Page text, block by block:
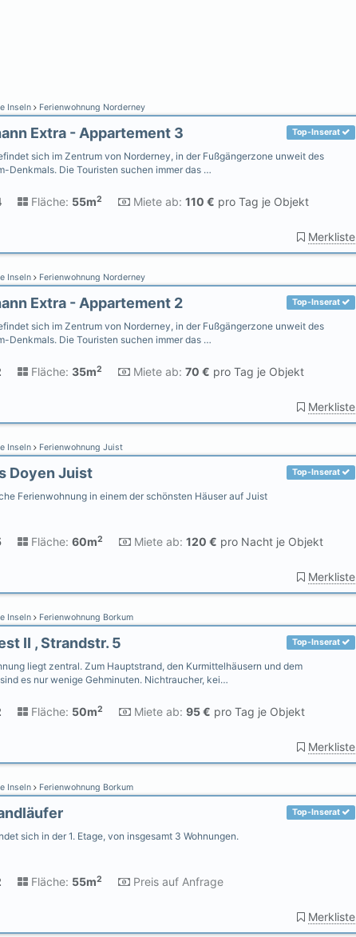
Inseln Ferienwohnung Norderney
Top-Inserat
Extra - Appartement 3
sich im Zentrum von Norderney, in der Fußgängerzone unweit des
Denkmals. Die Touristen suchen immer das …
Fläche: 55m2 Miete ab: 110 € pro Tag je Objekt
Merkliste
Inseln Ferienwohnung Norderney
Top-Inserat
Extra - Appartement 2
sich im Zentrum von Norderney, in der Fußgängerzone unweit des
Denkmals. Die Touristen suchen immer das …
Fläche: 35m2 Miete ab: 70 € pro Tag je Objekt
Merkliste
Inseln Ferienwohnung Juist
Top-Inserat
Doyen Juist
Ferienwohnung in einem der schönsten Häuser auf Juist
Fläche: 60m2 Miete ab: 120 € pro Nacht je Objekt
Merkliste
Inseln Ferienwohnung Borkum
Top-Inserat
II , Strandstr. 5
liegt zentral. Zum Hauptstrand, den Kurmittelhäusern und dem
es nur wenige Gehminuten. Nichtraucher, kei…
Fläche: 50m2 Miete ab: 95 € pro Tag je Objekt
Merkliste
Inseln Ferienwohnung Borkum
Top-Inserat
sich in der 1. Etage, von insgesamt 3 Wohnungen.
Fläche: 55m2 Preis auf Anfrage
Merkliste